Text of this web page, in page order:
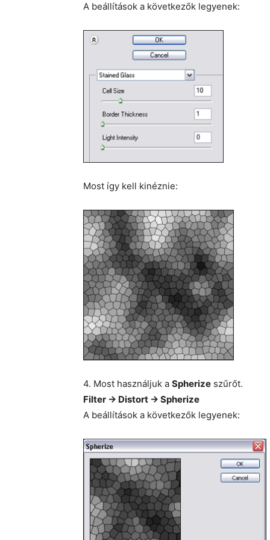
A beállítások a következők legyenek:
Most így kell kinéznie:
4. Most használjuk a Spherize szűrőt.
Filter -> Distort -> Spherize
A beállítások a következők legyenek: